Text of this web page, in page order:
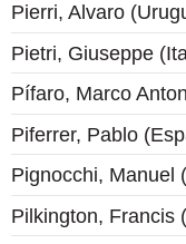
Pierri, Alvaro
Pietri, Giuseppe
Pífaro, Marco
Piferrer, Pablo
Pignocchi, Manuel
Pilkington, Francis